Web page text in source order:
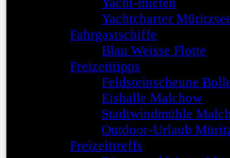
Yachtcharter
Fahrgastschiffe
Blau Weisse Flotte
Freizeittipps
Feldsteinscheune
Eishalle Malchow
Stadtwindmühle
Outdoor-Urlaub
Freizeittreffs